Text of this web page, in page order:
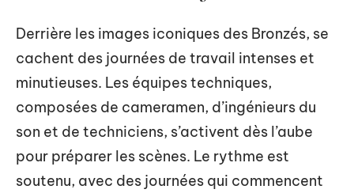
Derrière les images iconiques des Bronzés, se
cachent des journées de travail intenses et
minutieuses. Les équipes techniques,
composées de cameramen, d’ingénieurs du
son et de techniciens, s’activent dès l’aube
pour préparer les scènes. Le rythme est
soutenu, avec des journées qui commencent